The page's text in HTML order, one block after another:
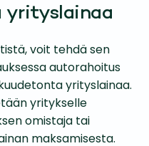
yrityslainaa
voit tehdä sen
autorahoitus
yrityslainaa.
yritykselle
omistaja tai
maksamisesta.